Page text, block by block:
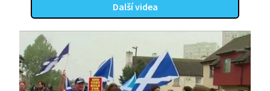
Další videa